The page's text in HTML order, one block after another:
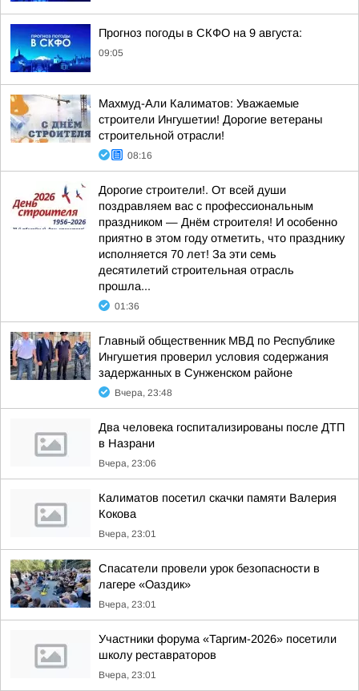
Прогноз погоды в СКФО на 9 августа:
09:05
Махмуд-Али Калиматов: Уважаемые
строители Ингушетии! Дорогие ветераны
строительной отрасли!
08:16
Дорогие строители!. От всей души
поздравляем вас с профессиональным
праздником — Днём строителя! И особенно
приятно в этом году отметить, что празднику
исполняется 70 лет! За эти семь
десятилетий строительная отрасль
прошла...
01:36
Главный общественник МВД по Республике
Ингушетия проверил условия содержания
задержанных в Сунженском районе
Вчера, 23:48
Два человека госпитализированы после ДТП
в Назрани
Вчера, 23:06
Калиматов посетил скачки памяти Валерия
Кокова
Вчера, 23:01
Спасатели провели урок безопасности в
лагере «Оаздик»
Вчера, 23:01
Участники форума «Таргим-2026» посетили
школу реставраторов
Вчера, 23:01